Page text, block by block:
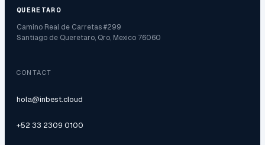
QUERETARO
Camino Real de Carretas #299
Santiago de Queretaro, Qro, Mexico 76060
CONTACT
hola@inbest.cloud
+52 33 2309 0100